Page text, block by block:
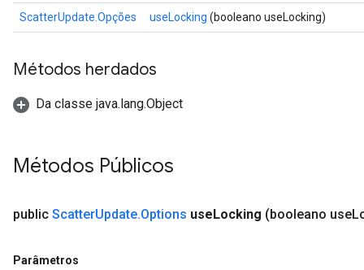
ScatterUpdate.Opções useLocking (booleano useLocking)
Métodos herdados
Da classe java.lang.Object
Métodos Públicos
public ScatterUpdate.Options useLocking (booleano use
Parâmetros